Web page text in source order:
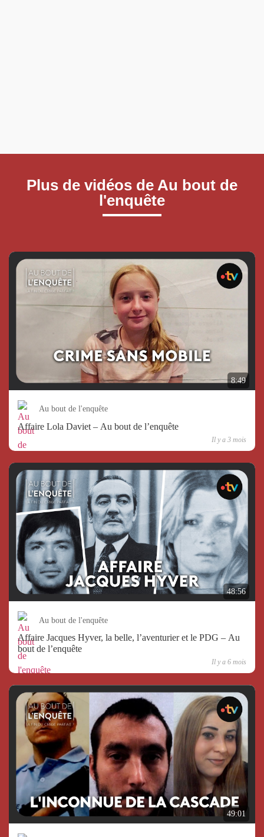
Plus de vidéos de Au bout de
l'enquête
8:49
Au bout de l'enquête
Affaire Lola Daviet – Au bout de l’enquête
Il y a 3 mois
48:56
Au bout de l'enquête
Affaire Jacques Hyver, la belle, l’aventurier et le PDG – Au
bout de l’enquête
Il y a 6 mois
49:01